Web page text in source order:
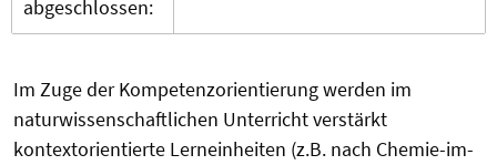
abgeschlossen:
Im Zuge der Kompetenzorientierung werden im
naturwissenschaftlichen Unterricht verstärkt
kontextorientierte Lerneinheiten (z.B. nach Chemie-im-